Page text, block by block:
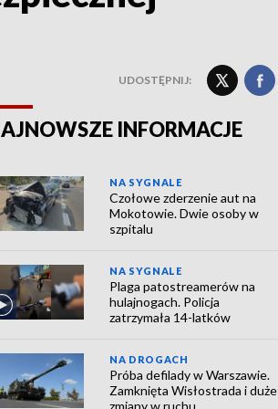
UDOSTĘPNIJ:
INFORMACJE
NA SYGNALE
Czołowe zderzenie aut na
Mokotowie. Dwie osoby w
szpitalu
NA SYGNALE
Plaga patostreamerów na
hulajnogach. Policja
zatrzymała 14-latków
NA DROGACH
Próba defilady w Warszawie.
Zamknięta Wisłostrada i duże
zmiany w ruchu